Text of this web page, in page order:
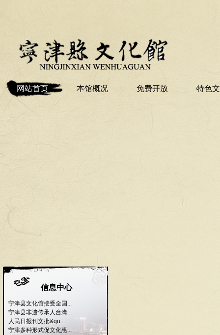
网站首页 本馆概况 免费开放 特色
信息中心
宁津县文化馆接受全国...
宁津县非遗传承人台湾...
人民日报刊文批&qu...
宁津多种形式促文化惠...